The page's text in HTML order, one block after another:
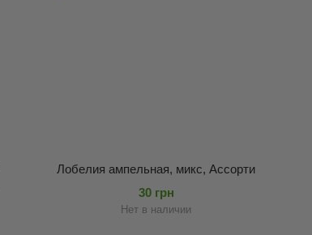
Лобелия ампельная, микс, Ассорти
30 грн
Нет в наличии